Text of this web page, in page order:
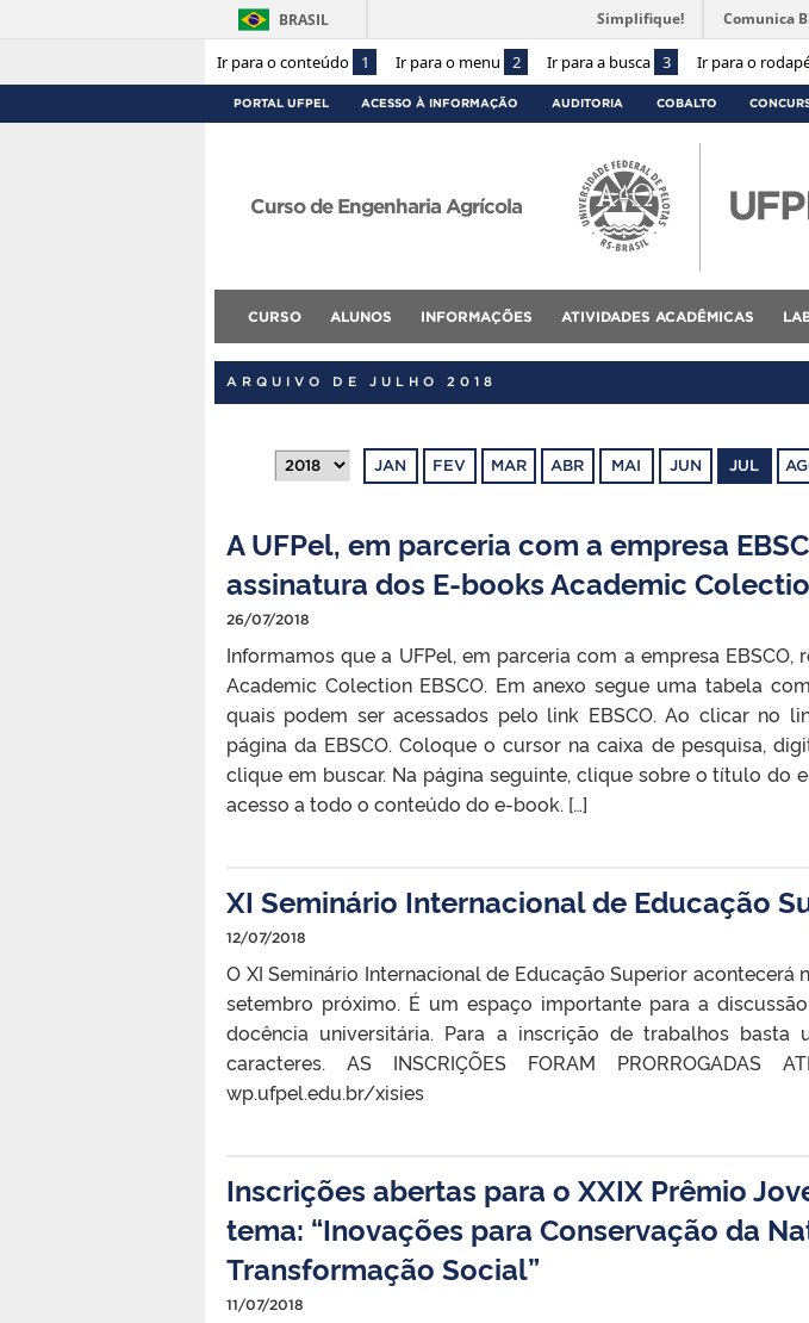
Ir para o conteúdo 1 Ir para o menu 2 Ir para a busca 3 Ir para o
BRASIL Simplifique! Comunica
PORTAL UFPEL ACESSO À INFORMAÇÃO AUDITORIA COBALTO
Curso de Engenharia Agrícola
CURSO ALUNOS INFORMAÇÕES ATIVIDADES ACADÊMICAS
ARQUIVO DE JULHO 2018
JAN FEV MAR ABR MAI JUN JUL
A UFPel, em parceria com a empresa
assinatura dos E-books Academic
26/07/2018
Informamos que a UFPel, em parceria com a empresa
Academic Colection EBSCO. Em anexo segue uma tabela
quais podem ser acessados pelo link EBSCO. Ao clicar no
página da EBSCO. Coloque o cursor na caixa de pesquisa,
clique em buscar. Na página seguinte, clique sobre o título do
acesso a todo o conteúdo do e-book. […]
XI Seminário Internacional de Educação
12/07/2018
O XI Seminário Internacional de Educação Superior acontecerá
setembro próximo. É um espaço importante para a
docência universitária. Para a inscrição de trabalhos
caracteres. AS INSCRIÇÕES FORAM PRORROGADAS
wp.ufpel.edu.br/xisies
Inscrições abertas para o XXIX Prêmio
tema: “Inovações para Conservação da
Transformação Social”
11/07/2018